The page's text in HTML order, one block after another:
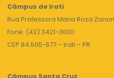
Câmpus de Irati
Rua Professora Maria Roza
Fone: (42) 3421-3000
CEP 84.505-677 – Irati – PR